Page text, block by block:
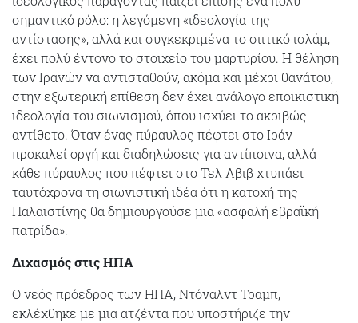
σημαντικό ρόλο: η λεγόμενη «ιδεολογία της
αντίστασης», αλλά και συγκεκριμένα το σιιτικό ισλάμ,
έχει πολύ έντονο το στοιχείο του μαρτυρίου. Η θέληση
των Ιρανών να αντισταθούν, ακόμα και μέχρι θανάτου,
στην εξωτερική επίθεση δεν έχει ανάλογο εποικιστική
ιδεολογία του σιωνισμού, όπου ισχύει το ακριβώς
αντίθετο. Όταν ένας πύραυλος πέφτει στο Ιράν
προκαλεί οργή και διαδηλώσεις για αντίποινα, αλλά
κάθε πύραυλος που πέφτει στο Τελ Αβιβ χτυπάει
ταυτόχρονα τη σιωνιστική ιδέα ότι η κατοχή της
Παλαιστίνης θα δημιουργούσε μια «ασφαλή εβραϊκή
πατρίδα».
Διχασμός στις ΗΠΑ
Ο νεός πρόεδρος των ΗΠΑ, Ντόναλντ Τραμπ,
εκλέχθηκε με μια ατζέντα που υποστήριζε την